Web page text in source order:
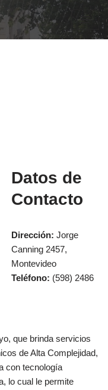
Datos de
Contacto
Dirección: Jorge
Canning 2457,
Montevideo
Teléfono: (598) 2486
que brinda servicios
de Alta Complejidad,
con tecnología
lo cual le permite